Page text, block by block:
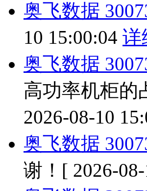
奥飞数据
10 15:00:04 详
奥飞数据
高功率机柜的
2026-08-10
奥飞数据
谢！ [ 2026-